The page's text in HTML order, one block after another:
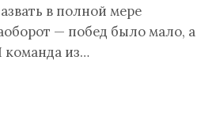
в полной мере
— побед было мало, а
команда из…